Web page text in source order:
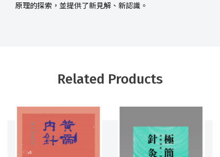
原理的探索，並提供了新見解、新認識。
Related Products